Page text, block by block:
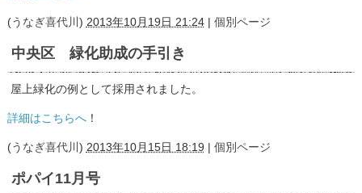
(うなぎ喜代川 ) 2013年10月19日 21:24| 個別ページ
中央区 緑化助成の手引き
屋上緑化の例として採用されました。
詳細はこちらへ！
(うなぎ喜代川 ) 2013年10月15日 18:19 | 個別ページ
ポパイ11月号